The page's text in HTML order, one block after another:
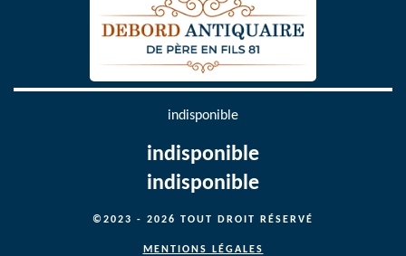
indisponible
indisponible
indisponible
©2023 - 2026 TOUT DROIT RÉSERVÉ
MENTIONS LÉGALES